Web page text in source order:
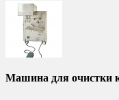
Машина для очистки